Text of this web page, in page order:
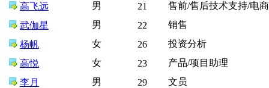
高飞远
男 21
售前/售后技术支持/电
武伽星
男 22
销售
杨帆
女 26
投资分析
高悦
女 23
产品/项目助理
李月
男 29
文员